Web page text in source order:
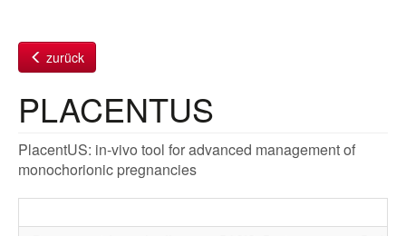
zurück
PLACENTUS
PlacentUS: in-vivo tool for advanced management of
monochorionic pregnancies